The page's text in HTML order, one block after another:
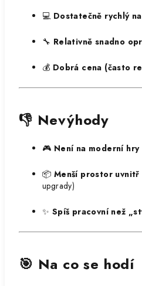
💻 Dostatečně rychlý
🔧 Relativně snadno
💰 Dobrá cena (často
👎 Nevýhody
🎮 Není na moderní hry
📦 Menší prostor uvnitř
upgrady)
✨ Spíš pracovní než
🎯 Na co se hodí